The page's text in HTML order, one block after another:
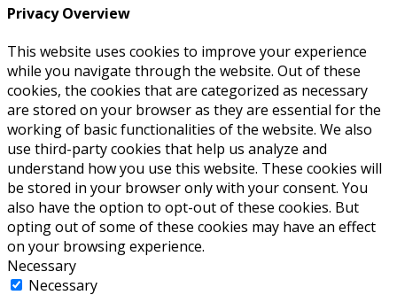
Privacy Overview
This website uses cookies to improve your experience
while you navigate through the website. Out of these
cookies, the cookies that are categorized as necessary
are stored on your browser as they are essential for the
working of basic functionalities of the website. We also
use third-party cookies that help us analyze and
understand how you use this website. These cookies will
be stored in your browser only with your consent. You
also have the option to opt-out of these cookies. But
opting out of some of these cookies may have an effect
on your browsing experience.
Necessary
Necessary